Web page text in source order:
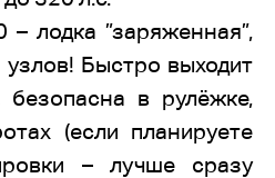
– лодка ”заряженная”,
Быстро выходит
безопасна в рулёжке,
(если планируете
– лучше сразу